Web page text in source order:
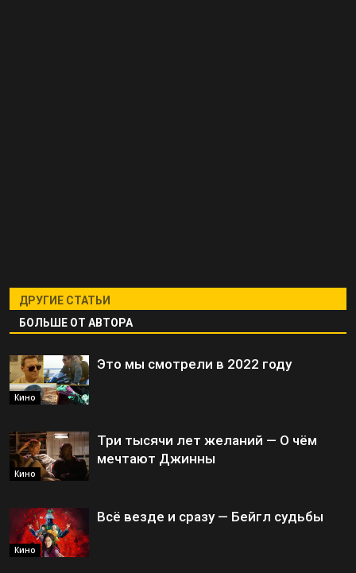
ДРУГИЕ СТАТЬИ
БОЛЬШЕ ОТ АВТОРА
Кино
Это мы смотрели в 2022 году
Кино
Три тысячи лет желаний — О чём
мечтают Джинны
Кино
Всё везде и сразу — Бейгл судьбы